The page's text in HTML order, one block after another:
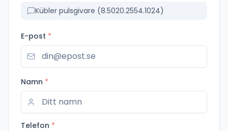
Kübler pulsgivare (8.5020.2554.1024)
E-post *
Namn *
Telefon *